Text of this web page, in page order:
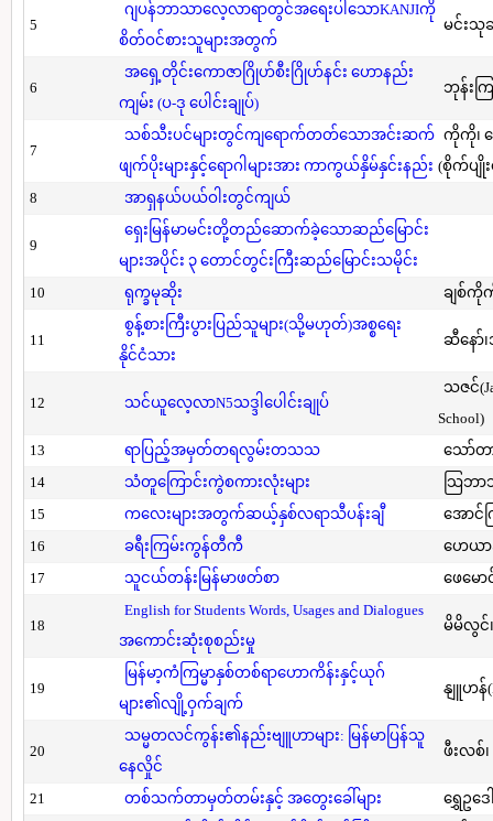
5
ဂျပန်ဘာသာလေ့လာရာတွင်အရေးပါသောKANJIကို
စိတ်ဝင်စားသူများအတွက်
မင်းသုခ
6
အရှေ့တိုင်းကောဇာဂြိုဟ်စီးဂြိုဟ်နင်း ဟောနည်း
ကျမ်း (ပ-ဒု ပေါင်းချုပ်)
ဘုန်းက
7
သစ်သီးပင်များတွင်ကျရောက်တတ်သောအင်းဆက်
ဖျက်ပိုးများနှင့်ရောဂါများအား ကာကွယ်နှိမ်နှင်းနည်း
ကိုကို၊
(စိုက်ပျိုး
8
အာရှနယ်ပယ်ဝါးတွင်ကျယ်
9
ရှေးမြန်မာမင်းတို့တည်ဆောက်ခဲ့သောဆည်မြောင်း
များအပိုင်း ၃ တောင်တွင်းကြီးဆည်မြောင်းသမိုင်း
10
ရုက္ခမုဆိုး ချစ်ကို
11
စွန့်စားကြီးပွားပြည်သူများ(သို့မဟုတ်)အစ္စရေး
နိုင်ငံသား
ဆီနော်၊
12 သင်ယူလေ့လာN5သဒ္ဒါပေါင်းချုပ်
သဇင်
School)
13
ရာပြည့်အမှတ်တရလွမ်းတသသ
သော်တ
14
သံတူကြောင်းကွဲစကားလုံးများ
သြဘာ
15
ကလေးများအတွက်ဆယ့်နှစ်လရာသီပန်းချီ
အောင်
16
ခရီးကြမ်းကွန်တီကီ
ဟေယာ
17
သူငယ်တန်းမြန်မာဖတ်စာ ဖေမော
18
English for Students Words, Usages and Dialogues
အကောင်းဆုံးစုစည်းမှု
မိမိလွင်၊
19
မြန်မာ့ကံကြမ္မာနှစ်တစ်ရာဟောကိန်းနှင့်ယုဂ်
များ၏လျို့ဝှက်ချက်
နျူဟန်
20
သမ္မတလင်ကွန်း၏နည်းဗျူဟာများ: မြန်မာပြန်သူ
နေလှိုင်
ဖီးလစ်
21 တစ်သက်တာမှတ်တမ်းနှင့် အတွေးခေါ်များ
ရွှေဥဒေ